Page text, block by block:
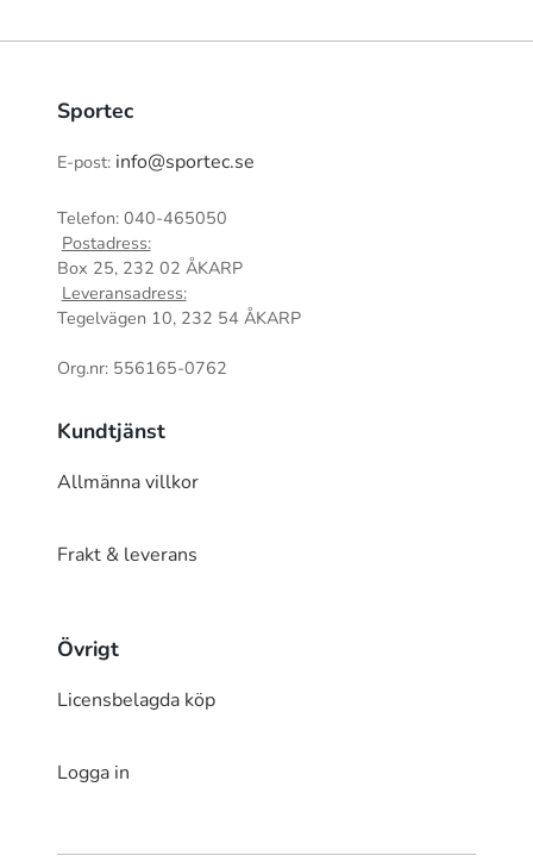
Sportec
E-post: info@sportec.se
Telefon: 040-465050
Postadress:
Box 25, 232 02 ÅKARP
Leveransadress:
Tegelvägen 10, 232 54 ÅKARP
Org.nr: 556165-0762
Kundtjänst
Allmänna villkor
Frakt & leverans
Övrigt
Licensbelagda köp
Logga in